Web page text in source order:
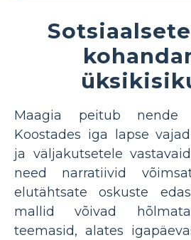
Maagia peitub nende
Koostades iga lapse
ja väljakutsetele
need narratiivid
elutähtsate oskuste
mallid võivad
teemasid, alates